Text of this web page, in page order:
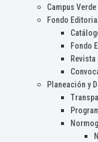
Campus Verde
Fondo Editorial
Fondo
Revista
Planeación y